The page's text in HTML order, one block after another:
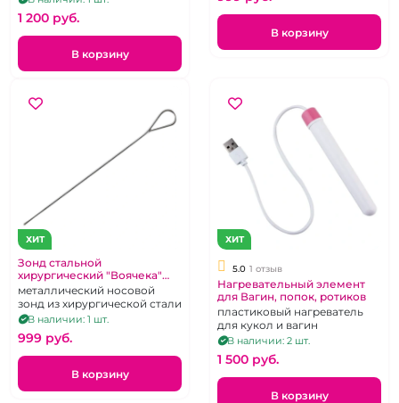
1 200 pуб.
В корзину
В корзину
ХИТ
Зонд стальной
хирургический "Воячека"
пуговчатый
металлический носовой
зонд из хирургической стали
В наличии: 1 шт.
999 pуб.
В корзину
ХИТ
5.0 1 отзыв
Нагревательный элемент
для Вагин, попок, ротиков
пластиковый нагреватель
для кукол и вагин
В наличии: 2 шт.
1 500 pуб.
В корзину